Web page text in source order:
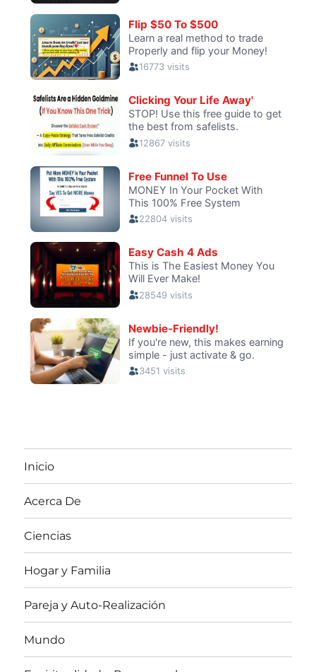
Inicio
Acerca De
Ciencias
Hogar y Familia
Pareja y Auto-Realización
Mundo